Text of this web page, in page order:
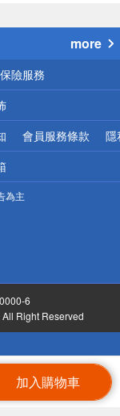
加入購物車
more
保險服務
會員服務條款 隱
為主
6
Right Reserved